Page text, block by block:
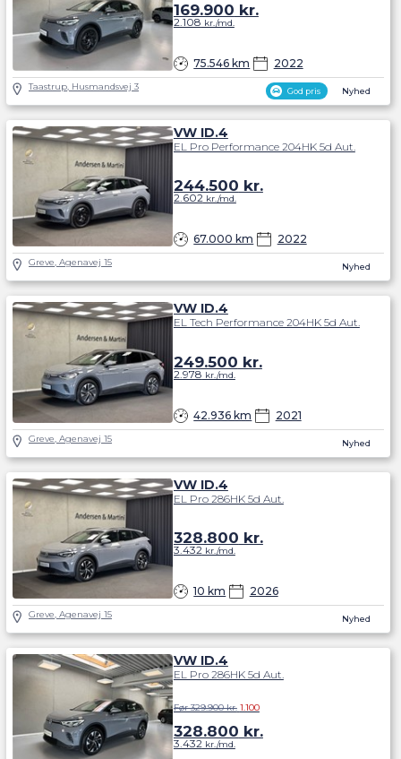
God pris Nyhed
75.546 km 2022
169.900 kr.
2.108 kr./md.
Taastrup, Husmandsvej 3
Nyhed
VW ID.4
EL Pro Performance 204HK 5d Aut.
67.000 km 2022
244.500 kr.
2.602kr./md.
Greve, Agenavej 15
Nyhed
VW ID.4
EL Tech Performance 204HK 5d Aut.
42.936 km 2021
249.500 kr.
2.978 kr./md.
Greve, Agenavej 15
Nyhed
VW ID.4
EL Pro 286HK 5d Aut.
10 km 2026
328.800 kr.
3.432kr./md.
Greve, Agenavej 15
VW ID.4
EL Pro 286HK 5d Aut.
Før 329.900 kr. 1.100
328.800 kr.
3.432kr./md.